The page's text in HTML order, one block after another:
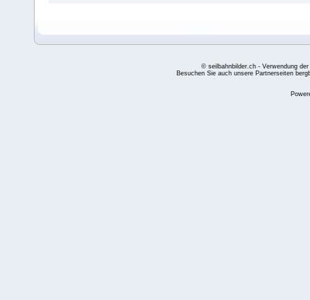
© seilbahnbilder.ch - Verwendung
Besuchen Sie auch unsere Partnerseiten